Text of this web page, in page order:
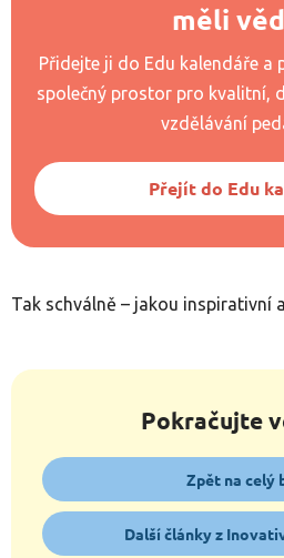
měli
Přidejte ji do Edu kalendáře a
společný prostor pro kvalitní,
vzdělávání
Přejít do Edu
Tak schválně – jakou inspirativní
Pokračujte
Zpět na celý
Další články z